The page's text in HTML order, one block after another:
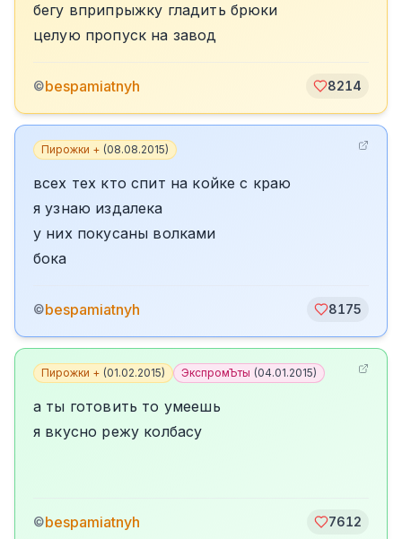
бегу вприпрыжку гладить брюки
целую пропуск на завод
©bespamiatnyh 8214
Пирожки + (08.08.2015)
всех тех кто спит на койке с краю
я узнаю издалека
у них покусаны волками
бока
©bespamiatnyh 8175
Пирожки + (01.02.2015) ЭкспромЪты (04.01.2015)
а ты готовить то умеешь
я вкусно режу колбасу
©bespamiatnyh 7612